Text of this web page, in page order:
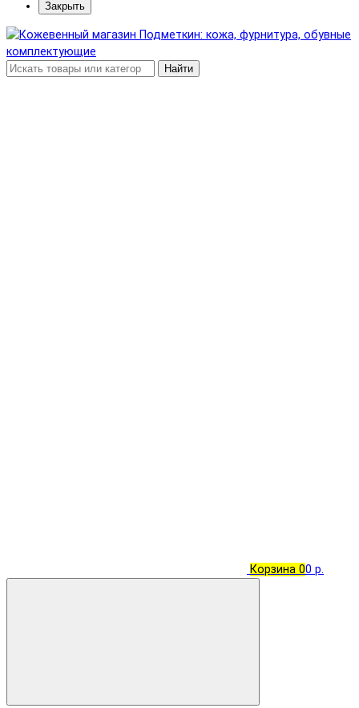
Закрыть
Найти
Корзина 00 р.